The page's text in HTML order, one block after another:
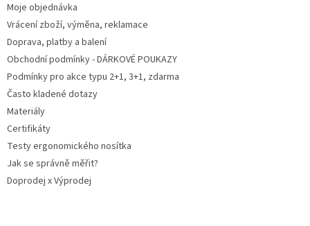
Moje objednávka
Vrácení zboží, výměna, reklamace
Doprava, platby a balení
Obchodní podmínky - DÁRKOVÉ POUKAZY
Podmínky pro akce typu 2+1, 3+1, zdarma
Často kladené dotazy
Materiály
Certifikáty
Testy ergonomického nosítka
Jak se správně měřit?
Doprodej x Výprodej